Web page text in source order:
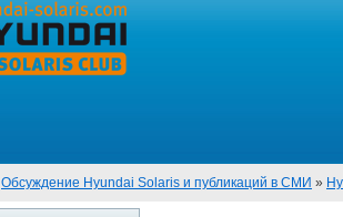
Обсуждение Hyundai Solaris и публикаций в СМИ »